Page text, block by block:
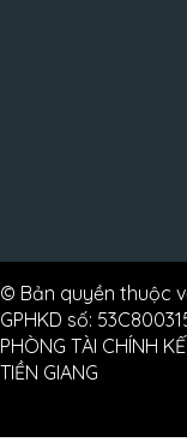
© Bản quyền thuộc
GPHKD số:
PHÒNG TÀI CHÍNH
TIỀN GIANG